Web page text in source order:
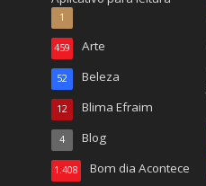
1
Arte
459
Beleza
52
Blima Efraim
12
Blog
4
Bom dia Acontece
1.408